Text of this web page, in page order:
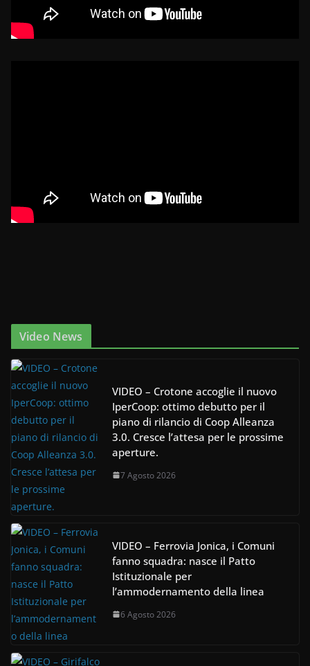
Video News
VIDEO – Crotone accoglie il nuovo
IperCoop: ottimo debutto per il
piano di rilancio di Coop Alleanza
3.0. Cresce l’attesa per le prossime
aperture.
7 Agosto 2026
VIDEO – Ferrovia Jonica, i Comuni
fanno squadra: nasce il Patto
Istituzionale per
l’ammodernamento della linea
6 Agosto 2026